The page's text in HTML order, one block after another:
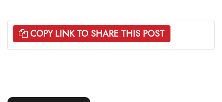
COPY LINK TO SHARE THIS POST